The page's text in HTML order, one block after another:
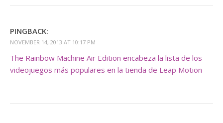
PINGBACK:
NOVEMBER 14, 2013 AT 10:17 PM
The Rainbow Machine Air Edition encabeza la lista de los
videojuegos más populares en la tienda de Leap Motion